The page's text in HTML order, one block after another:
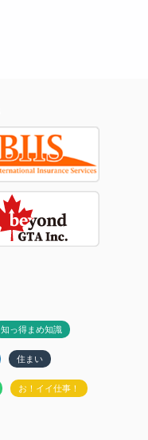
知っ得まめ知識
住まい
お！イイ仕事！